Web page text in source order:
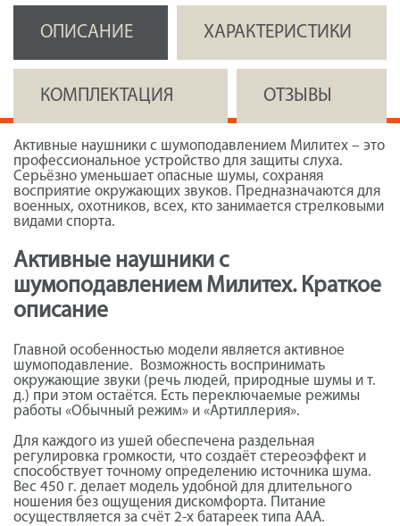
ОПИСАНИЕ ХАРАКТЕРИСТИКИ
КОМПЛЕКТАЦИЯ ОТЗЫВЫ
Активные наушники с шумоподавлением Милитех – это
профессиональное устройство для защиты слуха.
Серьёзно уменьшает опасные шумы, сохраняя
восприятие окружающих звуков. Предназначаются для
военных, охотников, всех, кто занимается стрелковыми
видами спорта.
Активные наушники с
шумоподавлением Милитех. Краткое
описание
Главной особенностью модели является активное
шумоподавление. Возможность воспринимать
окружающие звуки (речь людей, природные шумы и т.
д.) при этом остаётся. Есть переключаемые режимы
работы «Обычный режим» и «Артиллерия».
Для каждого из ушей обеспечена раздельная
регулировка громкости, что создаёт стереоэффект и
способствует точному определению источника шума.
Вес 450 г. делает модель удобной для длительного
ношения без ощущения дискомфорта. Питание
осуществляется за счёт 2-х батареек типа AAA.